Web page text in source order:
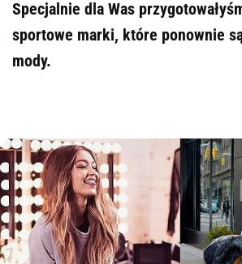
Specjalnie dla Was
sportowe marki, które ponownie
mody.